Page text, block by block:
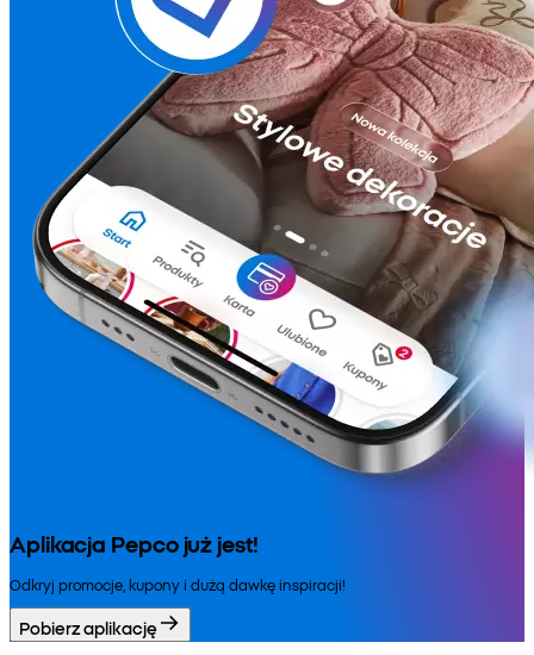
Aplikacja Pepco już jest!
Odkryj promocje, kupony i dużą dawkę inspiracji!
Pobierz aplikację